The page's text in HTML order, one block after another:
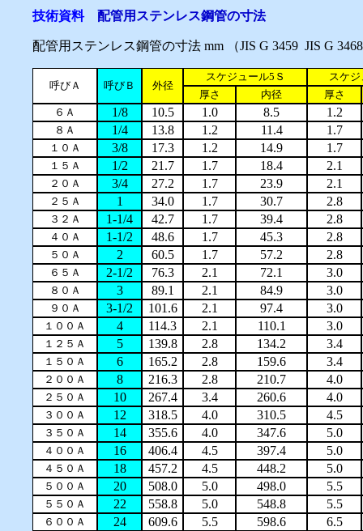
技術資料 配管用ステンレス鋼管の寸法
配管用ステンレス鋼管の寸法 mm （JIS G 3459 JIS G
呼びＡ 呼びＢ 外径
スケジュール5Ｓ
スケ
厚さ
内径
厚さ
６Ａ
1/8 10.5 1.0 8.5 1.2
８Ａ 1/4 13.8 1.2 11.4 1.7
１０Ａ 3/8 17.3 1.2 14.9 1.7
１５Ａ 1/2 21.7 1.7 18.4 2.1
２０Ａ 3/4 27.2 1.7 23.9 2.1
２５Ａ 1 34.0 1.7 30.7 2.8
３２Ａ 1-1/4 42.7 1.7 39.4 2.8
４０Ａ 1-1/2 48.6 1.7 45.3 2.8
５０Ａ 2 60.5 1.7 57.2 2.8
６５Ａ 2-1/2 76.3 2.1 72.1 3.0
８０Ａ 3 89.1 2.1 84.9 3.0
９０Ａ 3-1/2 101.6 2.1 97.4 3.0
１００Ａ 4 114.3 2.1 110.1 3.0
１２５Ａ 5 139.8 2.8 134.2 3.4
１５０Ａ 6 165.2 2.8 159.6 3.4
２００Ａ 8 216.3 2.8 210.7 4.0
２５０Ａ 10 267.4 3.4 260.6 4.0
３００Ａ 12 318.5 4.0 310.5 4.5
３５０Ａ 14 355.6 4.0 347.6 5.0
４００Ａ 16 406.4 4.5 397.4 5.0
４５０Ａ 18 457.2 4.5 448.2 5.0
５００Ａ 20 508.0 5.0 498.0 5.5
５５０Ａ 22 558.8 5.0 548.8 5.5
６００Ａ 24 609.6 5.5 598.6 6.5